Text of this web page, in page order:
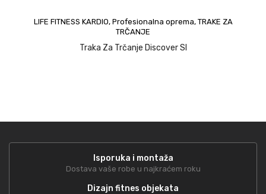
LIFE FITNESS KARDIO, Profesionalna oprema, TRAKE ZA
TRČANJE
Traka Za Trčanje Discover SI
Isporuka i montaža
Dostava vaše robe u najkraćem roku
Dizajn fitnes objekata